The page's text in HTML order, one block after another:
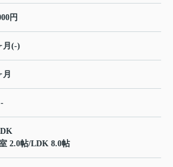
円
月(-)
月
2.0帖/LDK 8.0帖